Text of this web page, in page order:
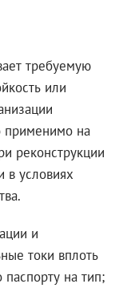
требуемую
или
применимо на
реконструкции
в условиях
и
токи вплоть
на тип;